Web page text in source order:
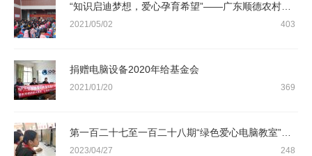
2021/05/02 403
捐赠电脑设备2020年给基金会
2021/01/20 369
2023/04/27 248